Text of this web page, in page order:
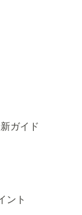
ガイド
ント